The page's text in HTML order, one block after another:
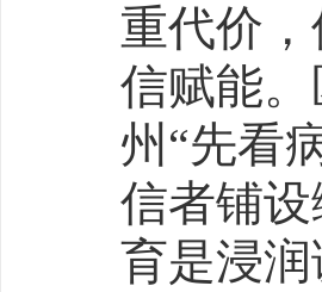
重代价
信赋能
州“先看
信者铺
育是浸